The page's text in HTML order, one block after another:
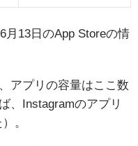
13日のApp Storeの情
アプリの容量はここ数
、Instagramのアプリ
。